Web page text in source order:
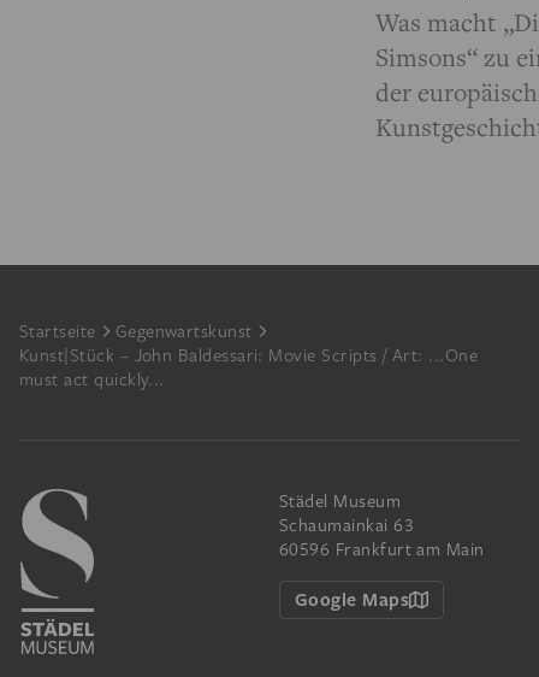
Was macht
Simsons“ zu
der
Footer
Startseite
Gegenwartskunst
Kunst|Stück – John Baldessari: Movie Scripts / Art: ...One
must act quickly...
Städel Museum
Schaumainkai 63
60596 Frankfurt am Main
Google Maps